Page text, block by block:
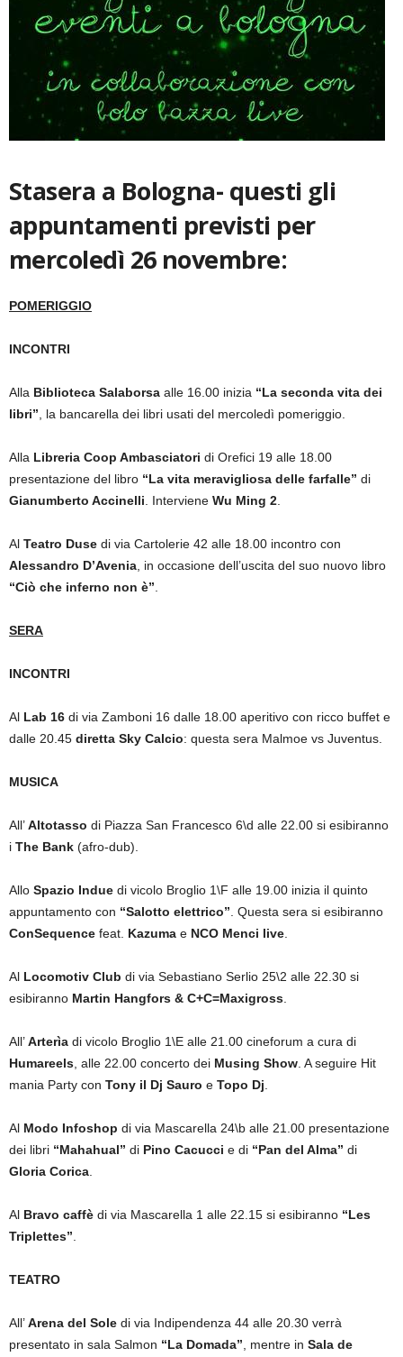
Stasera a Bologna- questi gli
appuntamenti previsti per
mercoledì 26 novembre:
POMERIGGIO
INCONTRI
Alla Biblioteca Salaborsa alle 16.00 inizia “La seconda vita dei
libri” , la bancarella dei libri usati del mercoledì pomeriggio.
Alla Libreria Coop Ambasciatori di Orefici 19 alle 18.00
presentazione del libro “La vita meravigliosa delle farfalle” di
Gianumberto Accinelli . Interviene Wu Ming 2
Al Teatro Duse di via Cartolerie 42 alle 18.00 incontro con
Alessandro D’Avenia , in occasione dell’uscita del suo nuovo libro
“Ciò che inferno non è”
SERA
INCONTRI
Al Lab 16 di via Zamboni 16 dalle 18.00 aperitivo con ricco buffet e
dalle 20.45 diretta Sky Calcio: questa sera Malmoe vs Juventus.
MUSICA
All’Altotasso di Piazza San Francesco 6\d alle 22.00 si esibiranno
i The Bank (afro-dub).
Allo Spazio Indue di vicolo Broglio 1\F alle 19.00 inizia il quinto
appuntamento con “Salotto elettrico” . Questa sera si esibiranno
ConSequence feat. Kazuma e NCO Menci live
Al Locomotiv Club di via Sebastiano Serlio 25\2 alle 22.30 si
esibiranno Martin Hangfors & C+C=Maxigross
All’Arterìa di vicolo Broglio 1\E alle 21.00 cineforum a cura di
Humareels , alle 22.00 concerto dei Musing Show . A seguire Hit
mania Party con Tony il Dj Sauro e Topo Dj
Al Modo Infoshop di via Mascarella 24\b alle 21.00 presentazione
dei libri “Mahahual” di Pino Cacucci e di “Pan del Alma” di
Gloria Corica
Al Bravo caffè di via Mascarella 1 alle 22.15 si esibiranno “Les
Triplettes”
TEATRO
All’Arena del Sole di via Indipendenza 44 alle 20.30 verrà
presentato in sala Salmon “La Domada” , mentre in Sala de